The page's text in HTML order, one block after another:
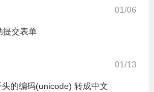
01/06
提交表单
01/13
的编码(unicode) 转成中文